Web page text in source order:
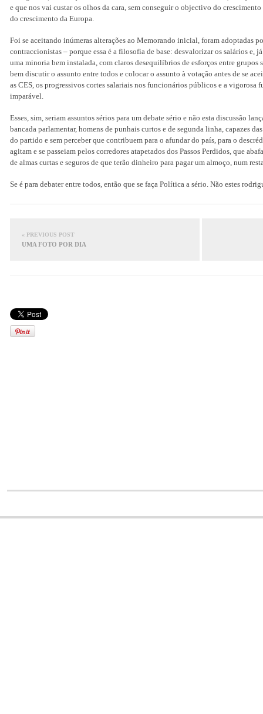
e que nos vai custar os olhos da cara, sem conseguir o objectivo do
do crescimento da Europa.
Foi se aceitando inúmeras alterações ao Memorando inicial, foram adoptadas
contraccionistas – porque essa é a filosofia de base: desvalorizar os salários e,
uma minoria bem instalada, com claros desequilíbrios de esforços entre grupos
bem discutir o assunto entre todos e colocar o assunto à votação antes de se
as CES, os progressivos cortes salariais nos funcionários públicos e a vigorosa
imparável.
Esses, sim, seriam assuntos sérios para um debate sério e não esta discussão
bancada parlamentar, homens de punhais curtos e de segunda linha, capazes
do partido e sem perceber que contribuem para o afundar do país, para o
agitam e se passeiam pelos corredores atapetados dos Passos Perdidos, que
de almas curtas e seguros de que terão dinheiro para pagar um almoço, num
Se é para debater entre todos, então que se faça Política a sério. Não estes
« PREVIOUS POST
UMA FOTO POR DIA